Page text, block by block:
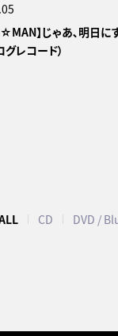
】じゃあ､明日に
グレコード）
CD DVD /